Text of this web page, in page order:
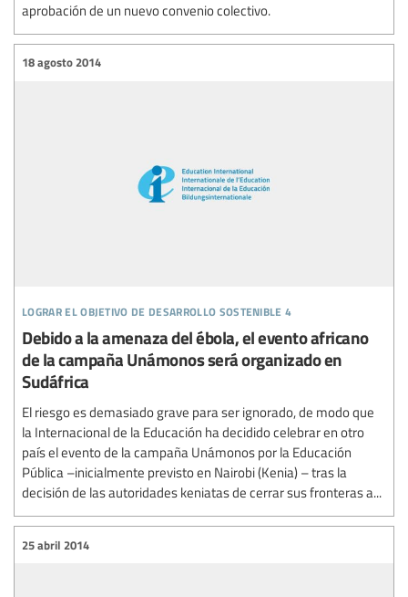
aprobación de un nuevo convenio colectivo.
lograr el objetivo de desarrollo sostenible 4
18 agosto 2014
Debido a la amenaza del ébola, el evento africano
de la campaña Unámonos será organizado en
Sudáfrica
El riesgo es demasiado grave para ser ignorado, de modo que
la Internacional de la Educación ha decidido celebrar en otro
país el evento de la campaña Unámonos por la Educación
Pública –inicialmente previsto en Nairobi (Kenia) – tras la
decisión de las autoridades keniatas de cerrar sus fronteras a...
25 abril 2014